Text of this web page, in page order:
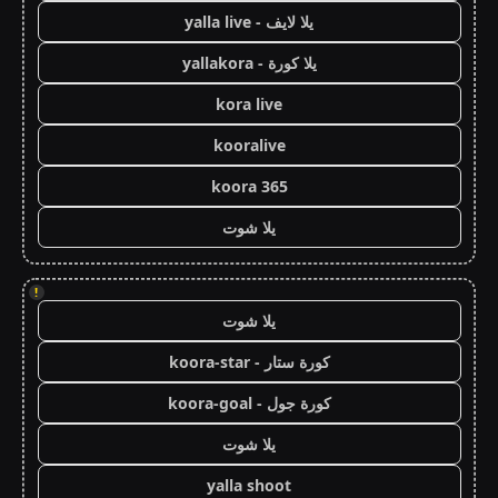
يلا لايف - yalla live
يلا كورة - yallakora
kora live
kooralive
koora 365
يلا شوت
!
يلا شوت
كورة ستار - koora-star
كورة جول - koora-goal
يلا شوت
yalla shoot